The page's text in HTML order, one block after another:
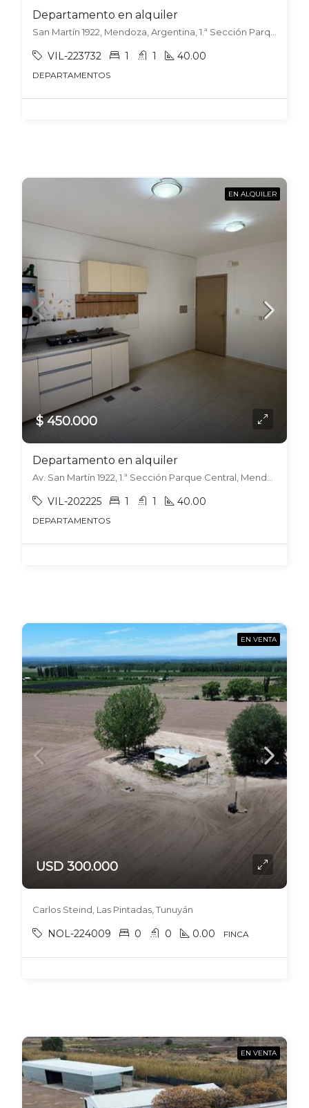
Departamento en alquiler
San Martín 1922, Mendoza, Argentina, 1.ª Sección Parque Central, Mendoza
VIL-223732 1 1 40.00
DEPARTAMENTOS
EN ALQUILER
$ 450.000
Departamento en alquiler
Av. San Martín 1922, 1.ª Sección Parque Central, Mendoza
VIL-202225 1 1 40.00
DEPARTAMENTOS
EN VENTA
USD 300.000
Carlos Steind, Las Pintadas, Tunuyán
NOL-224009 0 0 0.00 FINCA
EN VENTA